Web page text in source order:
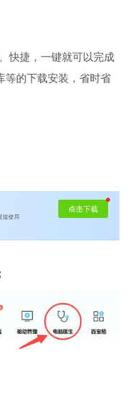
快捷，一键就可以完成
等的下载安装，省时省